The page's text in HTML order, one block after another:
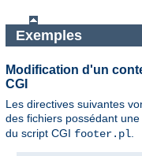
Exemples
Modification d'un
CGI
Les directives suivantes
des fichiers possédant une
du script CGI footer.pl